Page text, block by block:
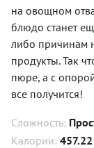
на овощном
блюдо станет
либо причинам
продукты. Так
пюре, а с
все получится!
Сложность:
Калории: